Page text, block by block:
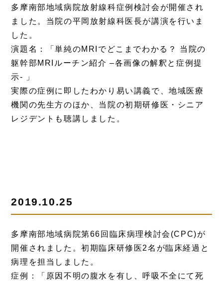
多摩南部地域病院放射線科症例検討会が開催され
ました。当院の平岡放射線科医長が講演を行いま
した。
演題名：「単純のMRIでどこまでわかる？ 当院の
躯幹部MRIルーチン紹介 –各画像の解釈と症例提
示- 」
実際の症例に即したわかり易い講義で、地域医療
機関の先生方のほか、当院の初期研修医・シニア
レジデントも聴講しました。
2019.10.25
多摩南部地域病院第66回臨床病理検討会(CPC)が
開催されました。初期臨床研修医2名が臨床経過と
病理を担当しました。
症例：「原因不明の腹水を有し、呼吸不全にて死